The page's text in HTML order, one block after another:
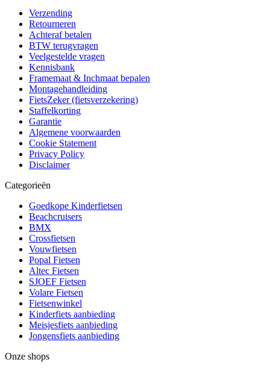
Verzending
Retourneren
Achteraf betalen
BTW terugvragen
Veelgestelde vragen
Kennisbank
Framemaat & Inchmaat bepalen
Montagehandleiding
FietsZeker (fietsverzekering)
Staffelkorting
Garantie
Algemene voorwaarden
Cookie Statement
Privacy Policy
Disclaimer
Categorieën
Goedkope Kinderfietsen
Beachcruisers
BMX
Crossfietsen
Vouwfietsen
Popal Fietsen
Altec Fietsen
SJOEF Fietsen
Volare Fietsen
Fietsenwinkel
Kinderfiets aanbieding
Meisjesfiets aanbieding
Jongensfiets aanbieding
Onze shops